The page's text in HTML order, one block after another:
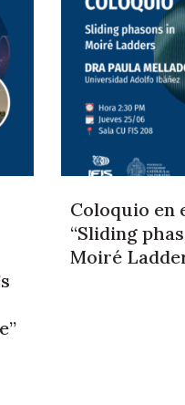
Coloquio en
“Sliding
Moiré